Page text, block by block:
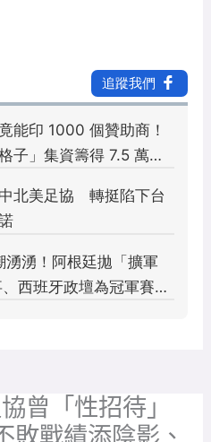
曾「性招待」
戰績添陰影、